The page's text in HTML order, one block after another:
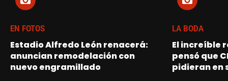
EN FOTOS
Estadio Alfredo León renacerá:
anuncian remodelación con
nuevo engramillado
LA BODA
El increíble
pensó que
pidieran en